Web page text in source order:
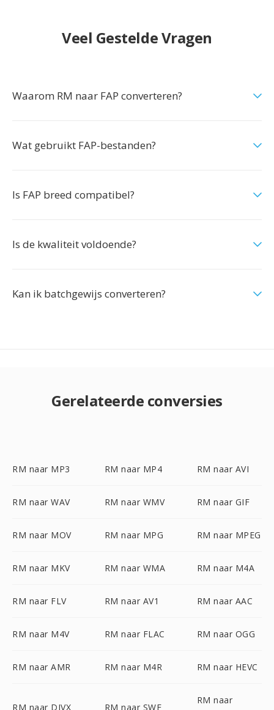
Veel Gestelde Vragen
Waarom RM naar FAP converteren?
Wat gebruikt FAP-bestanden?
Is FAP breed compatibel?
Is de kwaliteit voldoende?
Kan ik batchgewijs converteren?
Gerelateerde conversies
RM naar MP3 RM naar MP4 RM naar AVI
RM naar WAV RM naar WMV RM naar GIF
RM naar MOV RM naar MPG RM naar MPEG
RM naar MKV RM naar WMA RM naar M4A
RM naar FLV RM naar AV1 RM naar AAC
RM naar M4V RM naar FLAC RM naar OGG
RM naar AMR RM naar M4R RM naar HEVC
RM naar DIVX RM naar SWF
RM naar